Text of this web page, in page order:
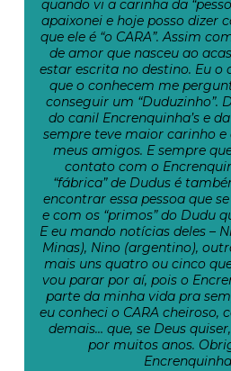
quando vi a carinha da
apaixonei e hoje posso dizer
que ele é “o CARA”. Assim
de amor que nasceu ao
estar escrita no destino. Eu
que o conhecem me
conseguir um “Duduzinho”.
do canil Encrenquinha’s e
sempre teve maior carinho
meus amigos. E sempre
contato com o
“fábrica” de Dudus é
encontrar essa pessoa que
e com os “primos” do Dudu
E eu mando notícias deles –
Minas), Nino (argentino),
mais uns quatro ou cinco
vou parar por aí, pois o
parte da minha vida pra
eu conheci o CARA cheiroso,
demais… que, se Deus
por muitos anos.